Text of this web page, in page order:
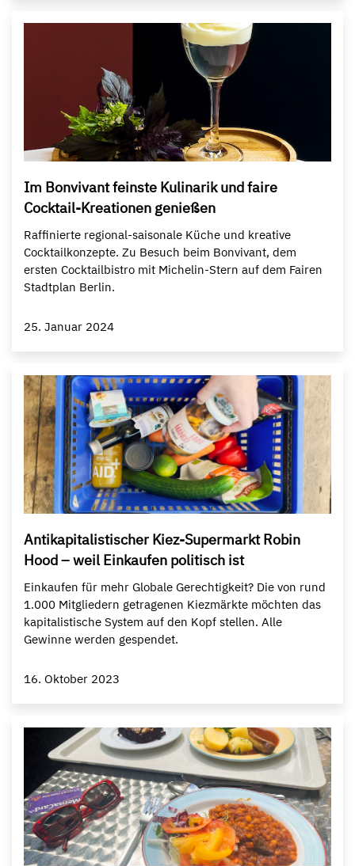
Im Bonvivant feinste Kulinarik und faire
Cocktail-Kreationen genießen
Raffinierte regional-saisonale Küche und kreative
Cocktailkonzepte. Zu Besuch beim Bonvivant, dem
ersten Cocktailbistro mit Michelin-Stern auf dem Fairen
Stadtplan Berlin.
25. Januar 2024
Antikapitalistischer Kiez-Supermarkt Robin
Hood – weil Einkaufen politisch ist
Einkaufen für mehr Globale Gerechtigkeit? Die von rund
1.000 Mitgliedern getragenen Kiezmärkte möchten das
kapitalistische System auf den Kopf stellen. Alle
Gewinne werden gespendet.
16. Oktober 2023